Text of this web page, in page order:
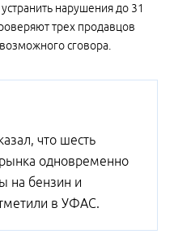
нарушения до 31
трех продавцов
сговора.
что шесть
одновременно
на бензин и
в УФАС.